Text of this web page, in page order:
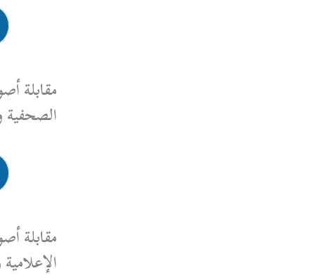
مقابلة أصوات نسوية، مقابلة مع
الصحفية والسياسية ياسمين مرعي
مقابلة أصوات نسوية، مقابلة مع
الإعلامية والكاتبة كوليت بهنا